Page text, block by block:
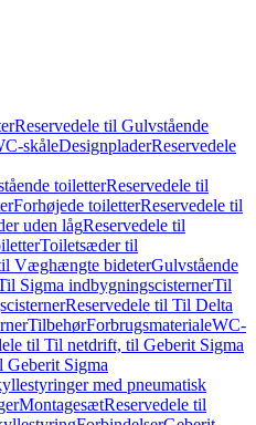
Reservedele til Gulvstående
skåleDesignpladerReservedele
toiletterReservedele til
Forhøjede toiletterReservedele til
uden lågReservedele til
Toiletsæder til
Væghængte bideterGulvstående
Sigma indbygningscisternerTil
Reservedele til Til Delta
TilbehørForbrugsmaterialeWC-
til Til netdrift, til Geberit Sigma
Sigma
med pneumatisk
MontagesætReservedele til